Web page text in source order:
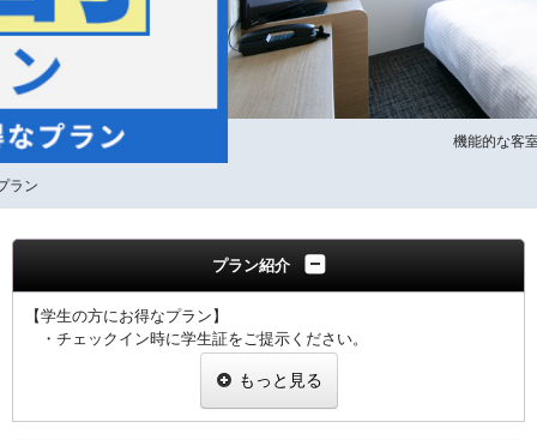
プラン紹介
【学生の方にお得なプラン】
・チェックイン時に学生証をご提示ください。
・ご提示なき場合は割引なしの料金を適用させていただきます。
もっと見る